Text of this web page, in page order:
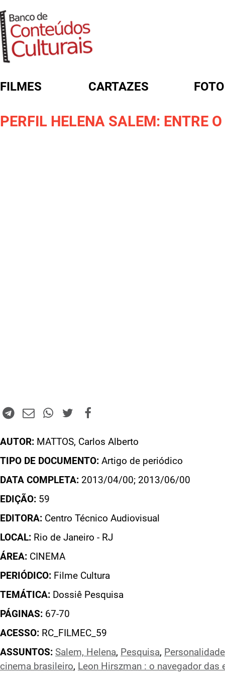
FILMES CARTAZES
PERFIL HELENA SALEM: ENTRE
AUTOR: MATTOS, Carlos Alberto
TIPO DE DOCUMENTO: Artigo de periódico
DATA COMPLETA: 2013/04/00; 2013/06/00
EDIÇÃO: 59
EDITORA: Centro Técnico Audiovisual
LOCAL: Rio de Janeiro - RJ
ÁREA: CINEMA
PERIÓDICO: Filme Cultura
TEMÁTICA: Dossiê Pesquisa
PÁGINAS: 67-70
ACESSO: RC_FILMEC_59
ASSUNTOS: Salem, Helena, Pesquisa, Personalidade
cinema brasileiro, Leon Hirszman : o navegador das
FORMULÁRIO DE BUSCA